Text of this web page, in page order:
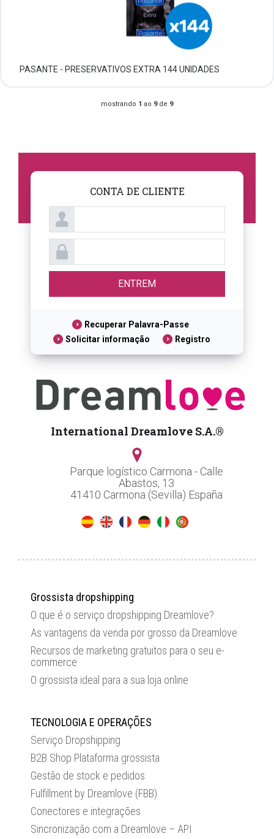
PASANTE - PRESERVATIVOS EXTRA 144 UNIDADES
mostrando 1 ao 9de 9
CONTA DE CLIENTE
Recuperar Palavra-Passe
Solicitar informação
Registro
International Dreamlove S.A.®
Parque logístico Carmona - Calle
Abastos, 13
41410 Carmona (Sevilla) España
Grossista dropshipping
O que é o serviço dropshipping Dreamlove?
As vantagens da venda por grosso da Dreamlove
Recursos de marketing gratuitos para o seu e-
commerce
O grossista ideal para a sua loja online
TECNOLOGIA E OPERAÇÕES
Serviço Dropshipping
B2B Shop Plataforma grossista
Gestão de stock e pedidos
Fulfillment by Dreamlove (FBB)
Conectores e integrações
Sincronização com a Dreamlove – API